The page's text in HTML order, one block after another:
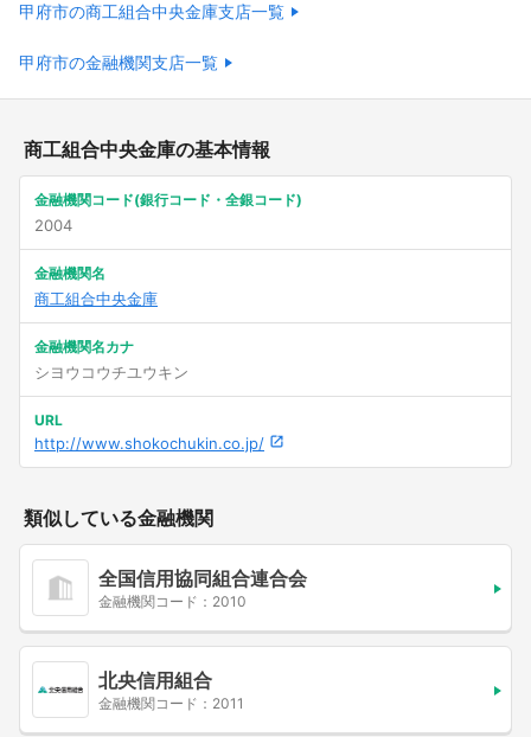
甲府市の商工組合中央金庫支店一覧
甲府市の金融機関支店一覧
商工組合中央金庫の基本情報
金融機関コード(銀行コード・全銀コード)
2004
金融機関名
商工組合中央金庫
金融機関名カナ
シヨウコウチユウキン
URL
http://www.shokochukin.co.jp/
類似している金融機関
全国信用協同組合連合会
金融機関コード：2010
北央信用組合
金融機関コード：2011